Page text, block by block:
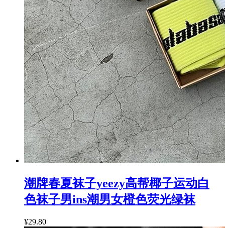
潮牌春夏袜子yeezy高帮椰子运动白
色袜子男ins潮男女橙色荧光绿袜
¥29.80